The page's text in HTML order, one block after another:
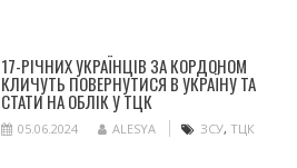
17-РІЧНИХ УКРАЇНЦІВ ЗА КОРДОНОМ
КЛИЧУТЬ ПОВЕРНУТИСЯ В УКРАЇНУ ТА
СТАТИ НА ОБЛІК У ТЦК
05.06.2024 ALESYA ЗСУ, ТЦК